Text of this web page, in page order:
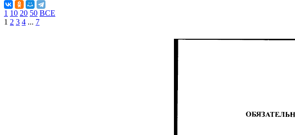
1 10 20 50 ВСЕ
1 2 3 4 ... 7